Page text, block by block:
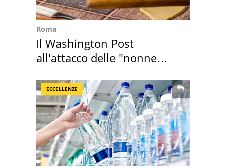
Roma
Il Washington Post
all'attacco delle "nonne
ECCELLENZE